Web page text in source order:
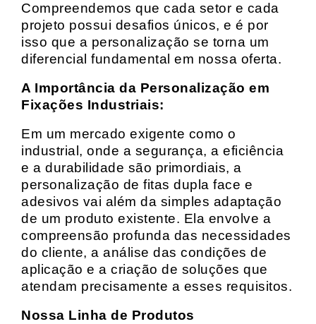
Compreendemos que cada setor e cada
projeto possui desafios únicos, e é por
isso que a personalização se torna um
diferencial fundamental em nossa oferta.
A Importância da Personalização em
Fixações Industriais:
Em um mercado exigente como o
industrial, onde a segurança, a eficiência
e a durabilidade são primordiais, a
personalização de fitas dupla face e
adesivos vai além da simples adaptação
de um produto existente. Ela envolve a
compreensão profunda das necessidades
do cliente, a análise das condições de
aplicação e a criação de soluções que
atendam precisamente a esses requisitos.
Nossa Linha de Produtos